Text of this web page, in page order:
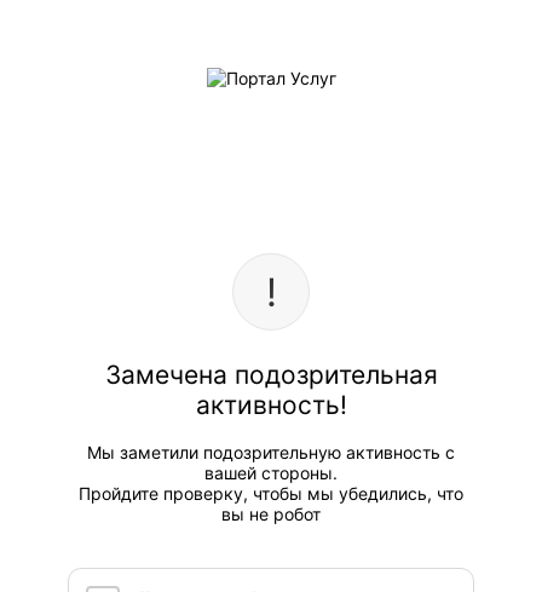
Замечена подозрительная
активность!
Мы заметили подозрительную активность с
вашей стороны.
Пройдите проверку, чтобы мы убедились, что
вы не робот